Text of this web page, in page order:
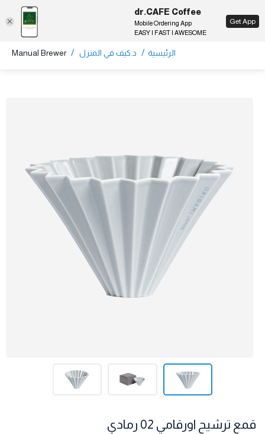
EN
الرئيسية / د.كيف في المنزل /
Manual Brewer
قمع ترشيح اورقامي 02 رمادي
dr.CAFE Coffee
Mobile Ordering App
EASY | FAST | AWESOME
Get App